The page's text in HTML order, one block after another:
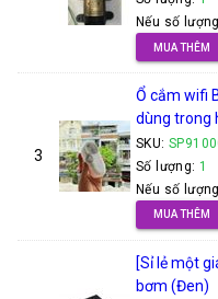
Nếu số
MUA THÊM
3
Ổ cắm wifi
dùng trong
SKU:
Số lượng: 1
Nếu số
MUA THÊM
[Sỉ lẻ một
bơm (Đen)